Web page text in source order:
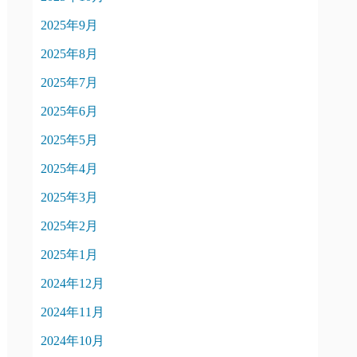
2025年9月
2025年8月
2025年7月
2025年6月
2025年5月
2025年4月
2025年3月
2025年2月
2025年1月
2024年12月
2024年11月
2024年10月